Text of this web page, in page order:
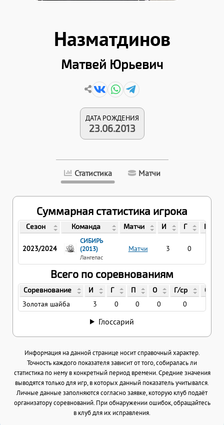
Назматдинов
Матвей Юрьевич
ДАТА РОЖДЕНИЯ
23.06.2013
Статистика Матчи
Суммарная статистика игрока
Сезон Команда Матчи И Г П
2023/2024
СИБИРЬ
(2013)
Лангепас
Матчи 3 0
Всего по соревнованиям
Соревнование И Г П О Г/ср О/ср
Золотая шайба 3 0 0 0 0
Глоссарий
Информация на данной странице носит справочный характер.
Точность каждого показателя зависит от того, собиралась ли
статистика по нему в конкретный период времени. Средние значения
выводятся только для игр, в которых данный показатель учитывался.
Личные данные заполняются согласно заявке, которую клуб подаёт
организатору соревнований. При обнаружении ошибок, обращайтесь
в клуб для их исправления.